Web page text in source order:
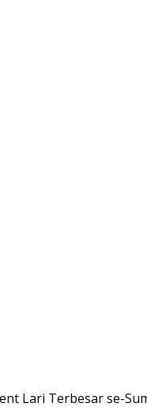
Lari Terbesar se-